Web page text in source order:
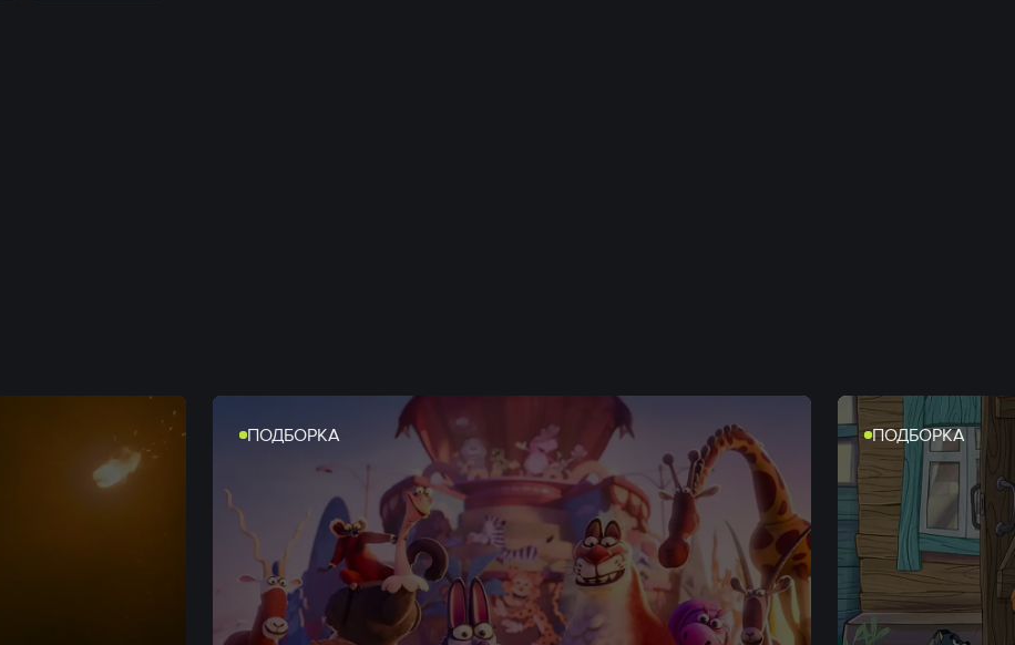
ПОДБОРКА ПОДБОРКА